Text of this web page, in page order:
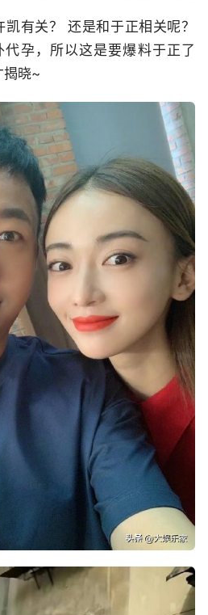
有关？ 还是和于正相关呢？
孕，所以这是要爆料于正了
揭晓~